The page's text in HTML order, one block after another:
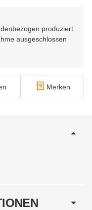
produziert
ausgeschlossen
Merken